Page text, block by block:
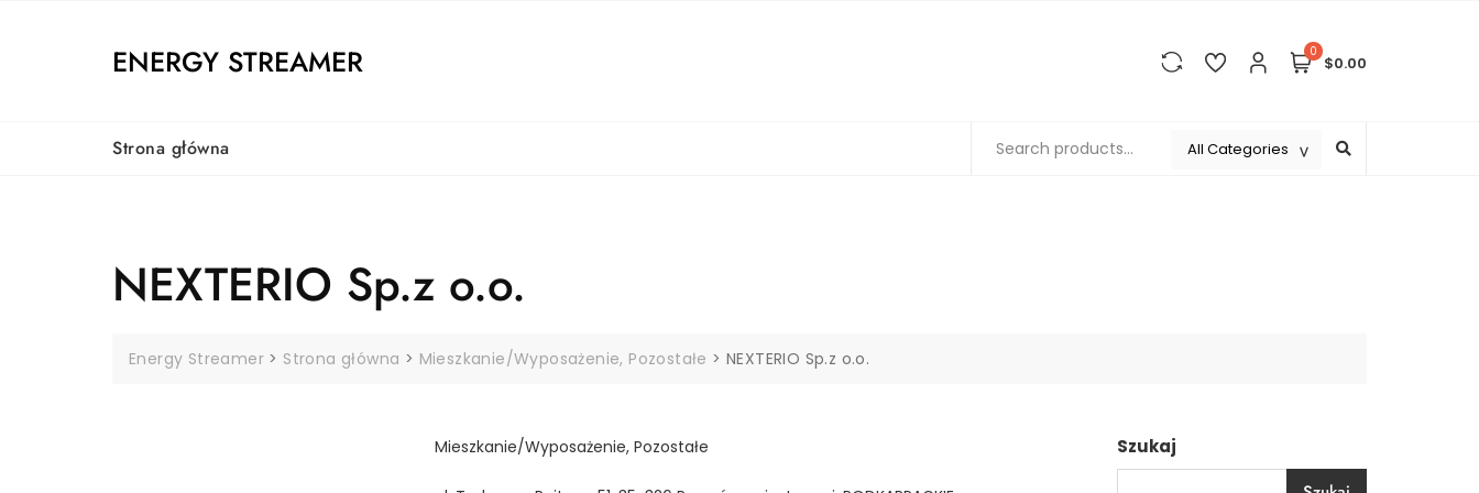
ENERGY STREAMER 0
$0.00
Strona główna
NEXTERIO Sp.z o.o.
Energy Streamer > Strona główna > Mieszkanie/Wyposażenie, Pozostałe >NEXTERIO Sp.z o.o.
Mieszkanie/Wyposażenie, Pozostałe Szukaj